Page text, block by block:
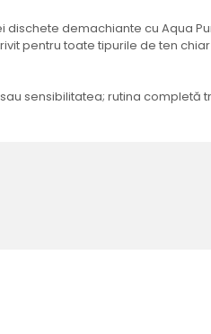
demachiante cu Aqua
pentru toate tipurile de ten
sensibilitatea; rutina completă